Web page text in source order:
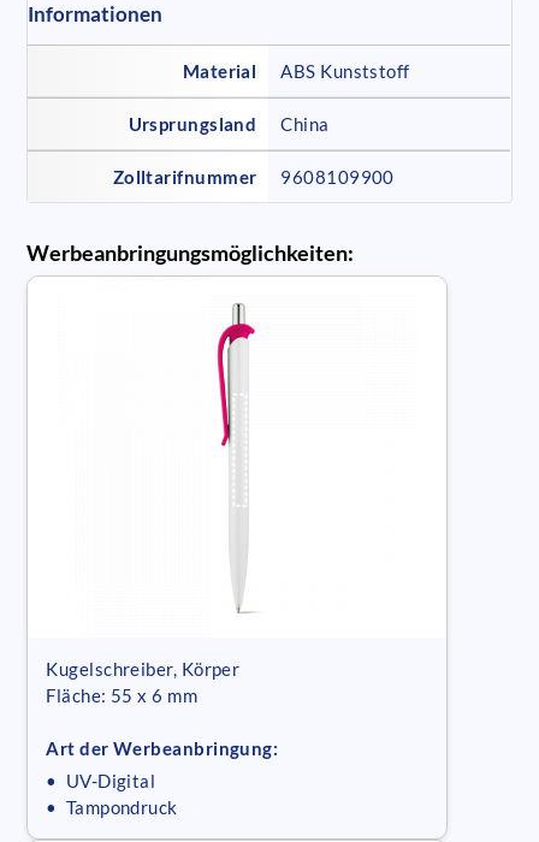
Informationen
Material ABS Kunststoff
Ursprungsland China
Zolltarifnummer 9608109900
Werbeanbringungsmöglichkeiten:
Kugelschreiber, Körper
Fläche: 55 x 6 mm
Art der Werbeanbringung:
• UV-Digital
• Tampondruck